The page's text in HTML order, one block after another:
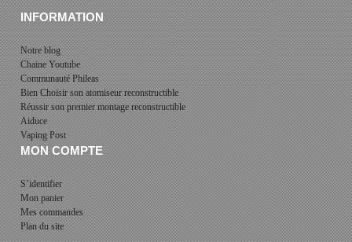
INFORMATION
Notre blog
Chaine Youtube
Communauté Phileas
Bien Choisir son atomiseur reconstructible
Réussir son premier montage reconstructible
Aiduce
Vaping Post
MON COMPTE
S’identifier
Mon panier
Mes commandes
Plan du site